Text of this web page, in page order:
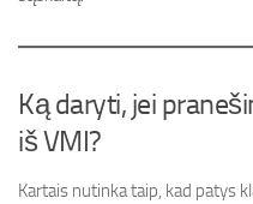
Ką daryti, jei
iš VMI?
Kartais nutinka taip, kad patys